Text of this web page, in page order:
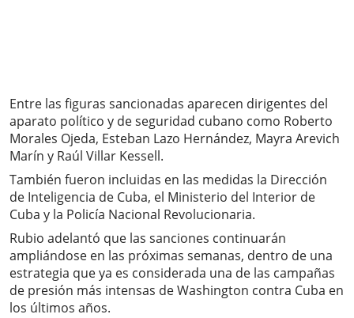
Entre las figuras sancionadas aparecen dirigentes del
aparato político y de seguridad cubano como Roberto
Morales Ojeda, Esteban Lazo Hernández, Mayra Arevich
Marín y Raúl Villar Kessell.
También fueron incluidas en las medidas la Dirección
de Inteligencia de Cuba, el Ministerio del Interior de
Cuba y la Policía Nacional Revolucionaria.
Rubio adelantó que las sanciones continuarán
ampliándose en las próximas semanas, dentro de una
estrategia que ya es considerada una de las campañas
de presión más intensas de Washington contra Cuba en
los últimos años.